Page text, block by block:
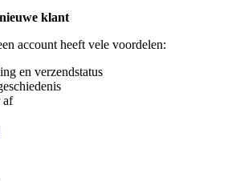
klant
account heeft vele voordelen:
en verzendstatus
af